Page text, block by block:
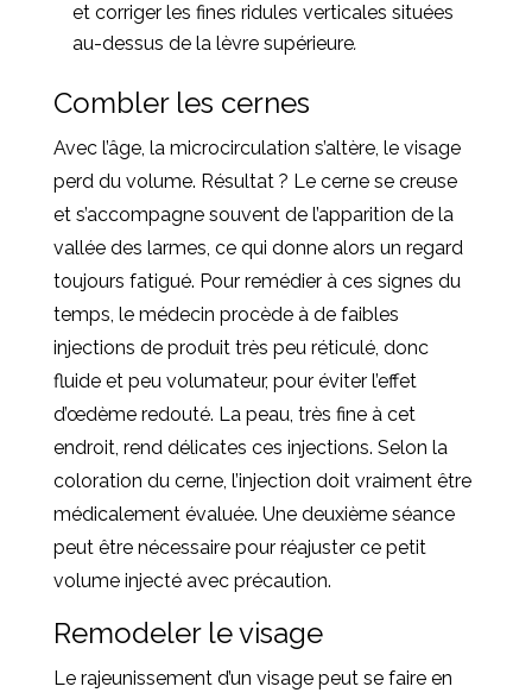
et corriger les fines ridules verticales situées
au-dessus de la lèvre supérieure.
Combler les cernes
Avec l’âge, la microcirculation s’altère, le visage
perd du volume. Résultat ? Le cerne se creuse
et s’accompagne souvent de l’apparition de la
vallée des larmes, ce qui donne alors un regard
toujours fatigué. Pour remédier à ces signes du
temps, le médecin procède à de faibles
injections de produit très peu réticulé, donc
fluide et peu volumateur, pour éviter l’effet
d’œdème redouté. La peau, très fine à cet
endroit, rend délicates ces injections. Selon la
coloration du cerne, l’injection doit vraiment être
médicalement évaluée. Une deuxième séance
peut être nécessaire pour réajuster ce petit
volume injecté avec précaution.
Remodeler le visage
Le rajeunissement d’un visage peut se faire en